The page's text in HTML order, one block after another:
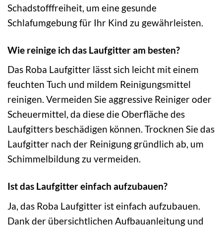
Schadstofffreiheit, um eine gesunde
Schlafumgebung für Ihr Kind zu gewährleisten.
Wie reinige ich das Laufgitter am besten?
Das Roba Laufgitter lässt sich leicht mit einem
feuchten Tuch und mildem Reinigungsmittel
reinigen. Vermeiden Sie aggressive Reiniger oder
Scheuermittel, da diese die Oberfläche des
Laufgitters beschädigen können. Trocknen Sie das
Laufgitter nach der Reinigung gründlich ab, um
Schimmelbildung zu vermeiden.
Ist das Laufgitter einfach aufzubauen?
Ja, das Roba Laufgitter ist einfach aufzubauen.
Dank der übersichtlichen Aufbauanleitung und